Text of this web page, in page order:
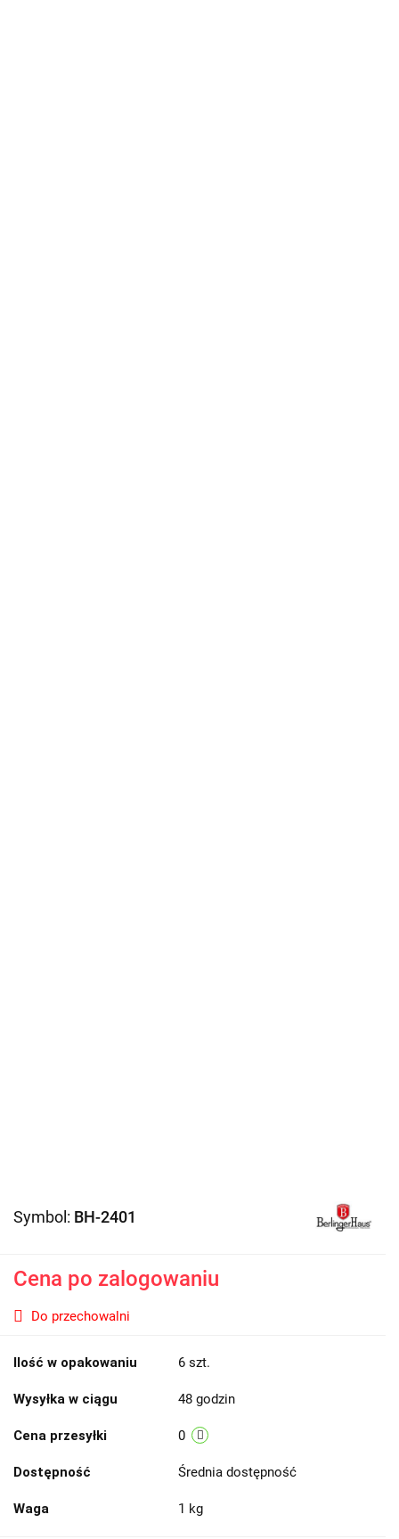
Symbol: BH-2401
Cena po zalogowaniu
Do przechowalni
Ilość w opakowaniu 6 szt.
Wysyłka w ciągu 48 godzin
Cena przesyłki 0
Dostępność Średnia dostępność
Waga 1 kg